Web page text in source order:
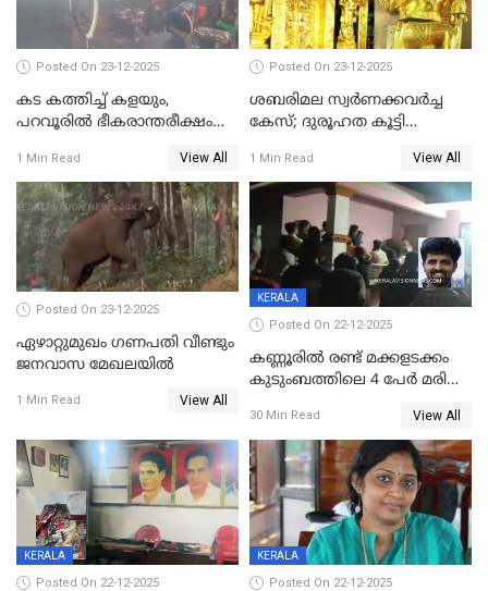
പൊലിഞ്ഞു
Posted On 23-12-2025
കട കത്തിച്ച് കളയും,
പറവൂരില്‍ ഭീകരാന്തരീക്ഷം
1 Min Read View All
Posted On 23-12-2025
ശബരിമല സ്വര്‍ണക്കവര്‍ച്ച
കേസ്; ദുരൂഹത കൂട്ടി
1 Min Read View All
Posted On 23-12-2025
ഏഴാറ്റുമുഖം ഗണപതി വീണ്ടും
ജനവാസ മേഖലയിൽ
1 Min Read View All
KERALA
Posted On 22-12-2025
കണ്ണൂരിൽ രണ്ട് മക്കളടക്കം
കുടുംബത്തിലെ 4 പേർ മരിച്ച
30 Min Read View All
KERALA
Posted On 22-12-2025
KERALA
Posted On 22-12-2025